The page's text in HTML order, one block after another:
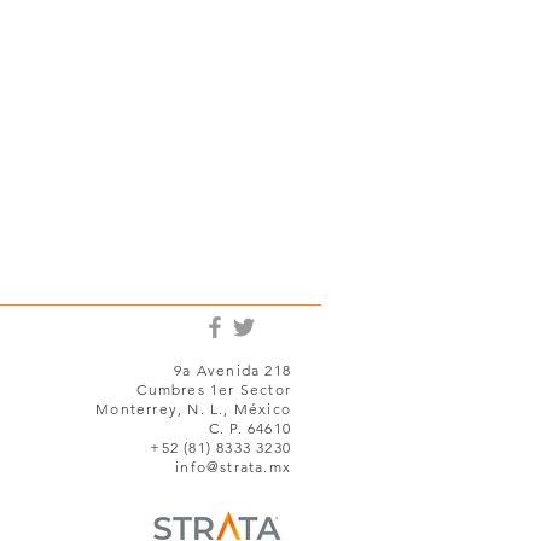
9a Avenida 218
Cumbres 1er Sector
Monterrey, N. L., México
C. P. 64610
+52 (81) 8333 3230
info@strata.mx